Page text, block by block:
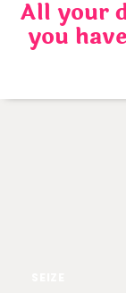
Skip
content
All your
you